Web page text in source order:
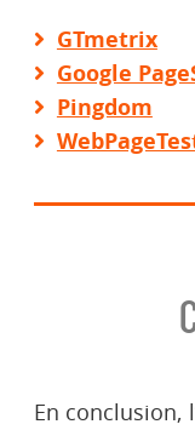
GTmetrix
Google
Pingdom
En conclusion,